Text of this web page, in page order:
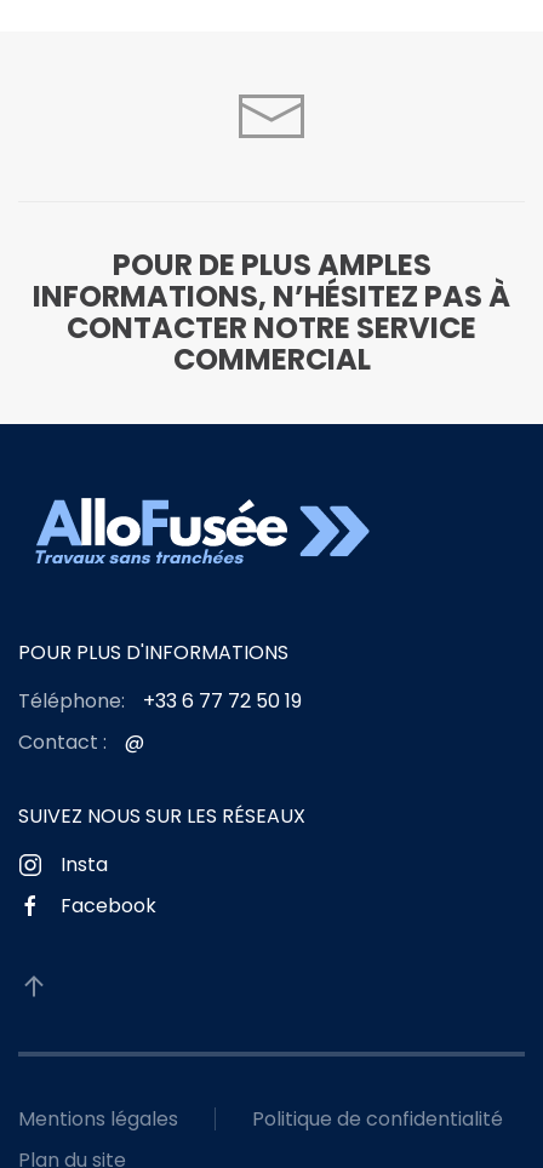
POUR DE PLUS AMPLES
INFORMATIONS, N’HÉSITEZ PAS À
CONTACTER NOTRE SERVICE
COMMERCIAL
POUR PLUS D'INFORMATIONS
Téléphone:
+33 6 77 72 50 19
Contact :
@
SUIVEZ NOUS SUR LES RÉSEAUX
Insta
Facebook
Mentions légales
Politique de confidentialité
Plan du site